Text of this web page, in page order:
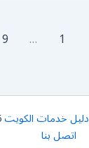
1
…
9
دليل خدمات الكويت2026 © |
اتصل بنا